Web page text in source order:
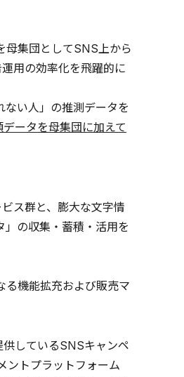
母集団としてSNS上から
用の効率化を飛躍的に
い人」の推測データを
ータを母集団に加えて
ス群と、膨大な文字情
の収集・蓄積・活用を
る機能拡充および販売マ
しているSNSキャンペ
ントプラットフォーム